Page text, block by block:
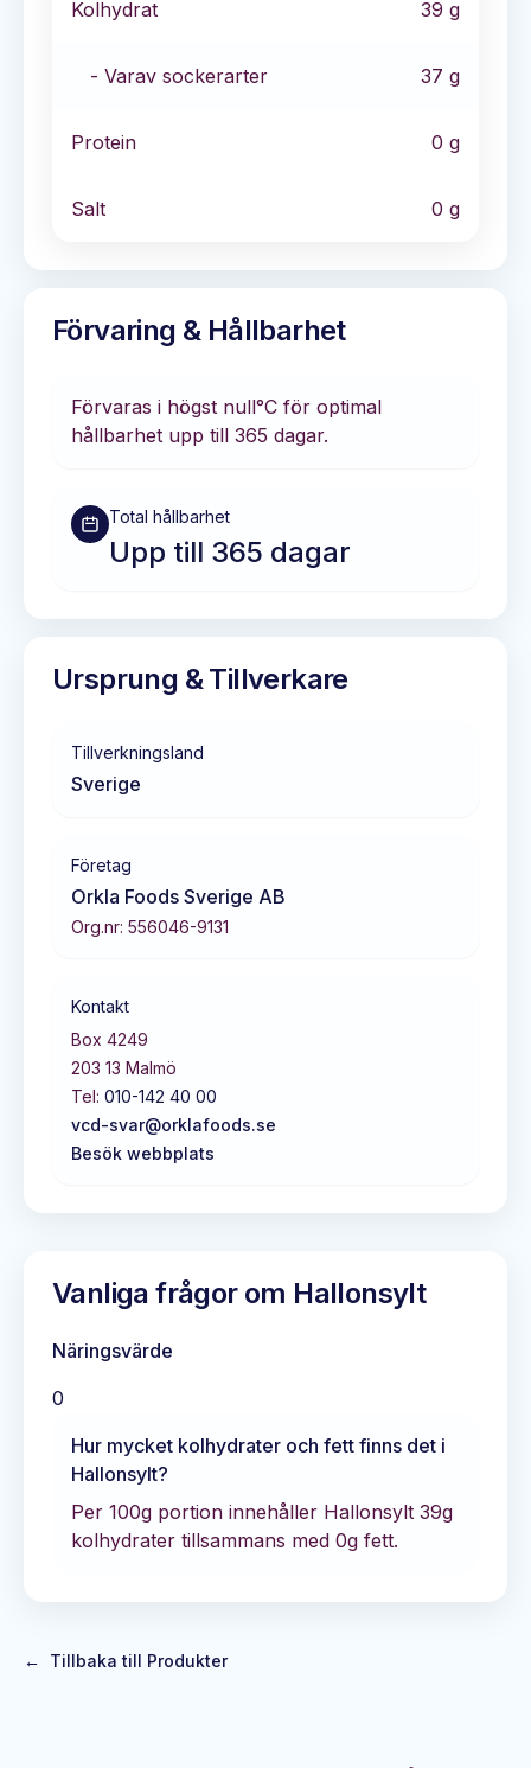
Kolhydrat 39 g
- Varav sockerarter 37 g
Protein 0 g
Salt 0 g
Förvaring & Hållbarhet
Förvaras i högst null°C för optimal
hållbarhet upp till 365 dagar.
Total hållbarhet
Upp till 365 dagar
Ursprung & Tillverkare
Tillverkningsland
Sverige
Företag
Orkla Foods Sverige AB
Org.nr: 556046-9131
Kontakt
Box 4249
203 13 Malmö
Tel: 010-142 40 00
vcd-svar@orklafoods.se
Besök webbplats
Vanliga frågor om Hallonsylt
Näringsvärde
0
Hur mycket kolhydrater och fett finns det i
Hallonsylt?
Per 100g portion innehåller Hallonsylt 39g
kolhydrater tillsammans med 0g fett.
← Tillbaka till Produkter